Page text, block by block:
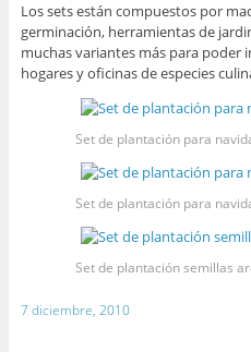
Los sets están compuestos por
germinación, herramientas de
muchas variantes más para poder
hogares y oficinas de especies
Set de plantación para
Set de plantación para
Set de plantación semillas
7 diciembre, 2010